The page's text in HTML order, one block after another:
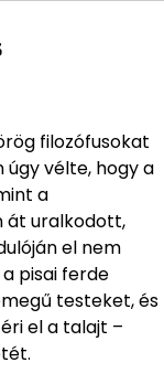
filozófusokat
vélte, hogy a
a
át uralkodott,
el nem
pisai ferde
testeket, és
el a talajt –